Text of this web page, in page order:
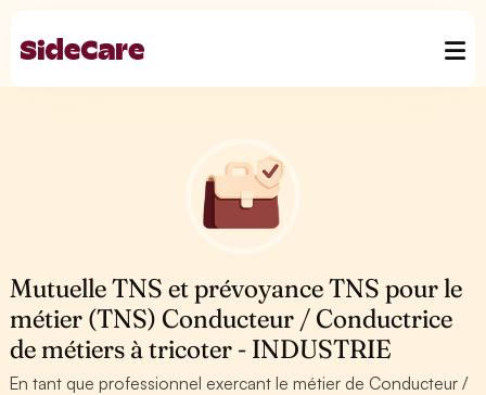
Mutuelle TNS et prévoyance TNS pour le
métier (TNS) Conducteur / Conductrice
de métiers à tricoter - INDUSTRIE
En tant que professionnel exercant le métier de Conducteur /